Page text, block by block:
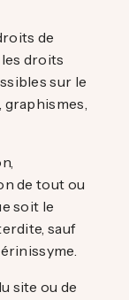
de
droits
sur le
de tout ou
soit le
sauf
site ou de